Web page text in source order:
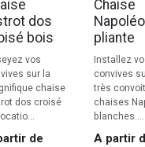
dos
bois
vos
sur la
chaise
dos croisé
de
Chaise
pliante
Installez
convives
très
chaises
blanches....
A partir